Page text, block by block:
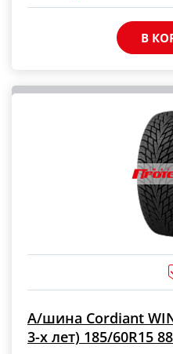
В
А/шина Cordiant
3-х лет) 185/60R15